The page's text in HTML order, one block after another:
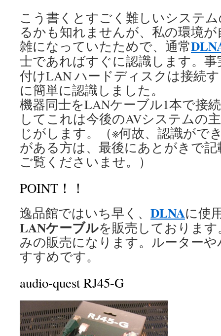
こう書くとすごく難しいシステ
るかも知れませんが、私の環境
雑になっていたためで、通常
士であればすぐに認識します。事
付けLAN ハードディスクは接続
に簡単に認識しました。
機器同士をLANケーブル1本で接
してこれは今後のAVシステムの
じがします。（※何故、認識がで
がある方は、最後にあとがきで
ご覧くださいませ。）
POINT！！
逸品館ではいち早く、 DLNAに使
LANケーブルを販売しておりま
みの販売になります。ルーター
すすめです。
audio-quest RJ45-G